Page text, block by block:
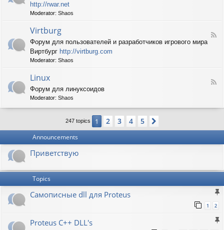
o
i
W
e
h
http://rwar.net
Moderator: Shaos
F
b
g
Virtburg
Форум для пользователей и разработчиков игрового мира
Виртбург http://virtburg.com
Moderator: Shaos
F
i
u
Linux
Форум для линуксоидов
Moderator: Shaos
247 topics 1 2 3 4 5
Announcements
Приветствую
Topics
Самописные dll для Proteus
1 2
Proteus C++ DLL's